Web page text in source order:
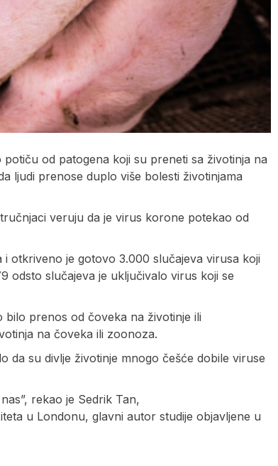
od patogena koji su preneti sa životinja na
ljudi prenose duplo više bolesti životinjama
veruju da je virus korone potekao od
otkriveno je gotovo 3.000 slučajeva virusa koji
odsto slučajeva je uključivalo virus koji se
bilo prenos od čoveka na životinje ili
na čoveka ili zoonoza.
da su divlje životinje mnogo češće dobile viruse
rekao je Sedrik Tan,
u Londonu, glavni autor studije objavljene u